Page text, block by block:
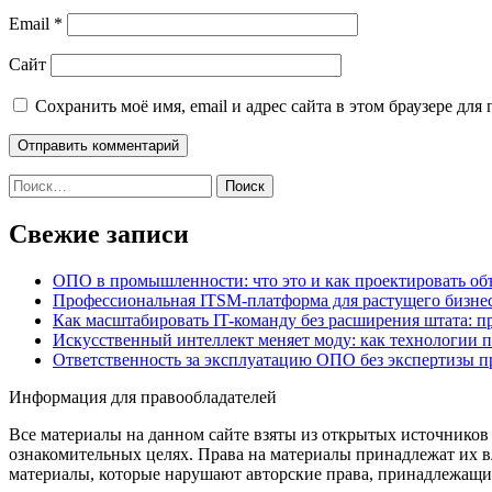
Email *
Сайт
Сохранить моё имя, email и адрес сайта в этом браузере
Найти:
Свежие записи
ОПО в промышленности: что это и как проектировать
Профессиональная ITSM-платформа для растущего
Как масштабировать IT-команду без расширения штата:
Искусственный интеллект меняет моду: как технологии
Ответственность за эксплуатацию ОПО без экспертизы
Информация для правообладателей
Все материалы на данном сайте взяты из открытых
ознакомительных целях. Права на материалы принадлежат их
материалы, которые нарушают авторские права,